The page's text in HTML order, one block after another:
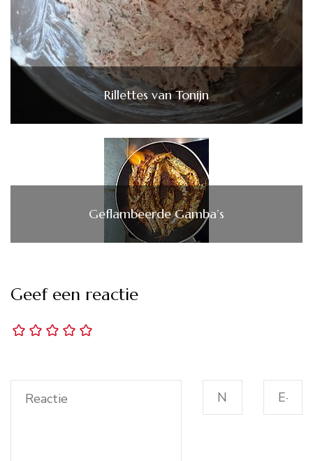
Rillettes van Tonijn
Geflambeerde Gamba’s
Geef een reactie